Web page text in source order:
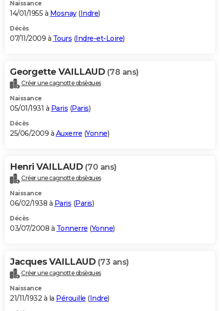
Naissance
14/01/1955 à Mosnay(Indre)
Décès
07/11/2009 à Tours (Indre-et-Loire)
Georgette VAILLAUD (78 ans)
Créer une cagnotte obsèques
Naissance
05/01/1931 à Paris (Paris)
Décès
25/06/2009 à Auxerre (Yonne)
Henri VAILLAUD (70 ans)
Créer une cagnotte obsèques
Naissance
06/02/1938 à Paris (Paris)
Décès
03/07/2008 à Tonnerre (Yonne)
Jacques VAILLAUD (73 ans)
Créer une cagnotte obsèques
Naissance
21/11/1932 à la Pérouille (Indre)